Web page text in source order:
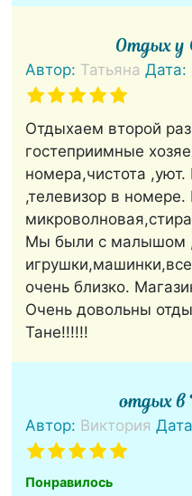
Отдых у
Автор: Татьяна Дата:
Отдыхаем второй
гостеприимные
номера,чистота
,телевизор в номере.
Мы были с малышом
очень близко.
Очень довольны
Тане!!!!!!
отдых в
Автор: Виктория
Понравилось